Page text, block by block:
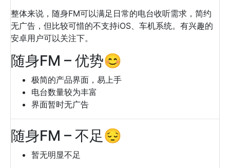
整体来说，随身FM可以满足日常的电台收听需求，简约
无广告，但比较可惜的不支持iOS、车机系统。有兴趣的
安卓用户可以关注下。
随身FM – 优势😊
极简的产品界面，易上手
电台数量较为丰富
界面暂时无广告
随身FM – 不足😔
暂无明显不足